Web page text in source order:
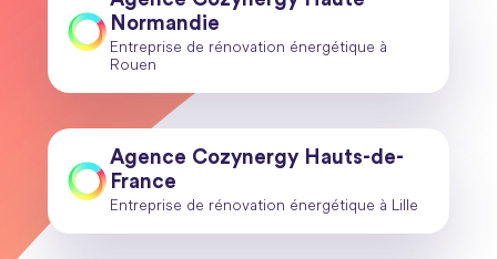
Normandie
Entreprise de rénovation énergétique à
Rouen
Agence Cozynergy Hauts-de-
France
Entreprise de rénovation énergétique à Lille